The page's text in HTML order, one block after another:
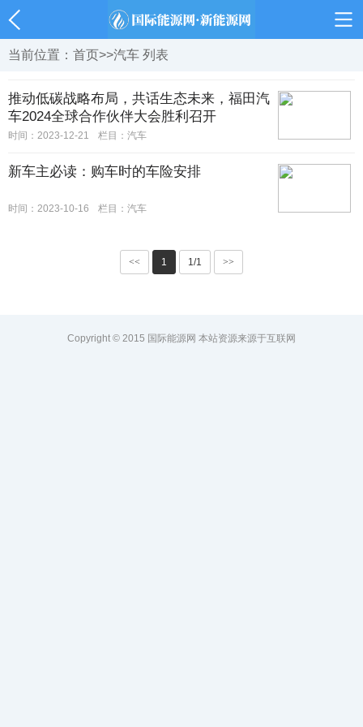
当前位置： 首页>>汽车 列表
推动低碳战略布局，共话生态未来，福田汽
车2024全球合作伙伴大会胜利召开
时间：2023-12-21 栏目： 汽车
新车主必读：购车时的车险安排
时间：2023-10-16 栏目： 汽车
<< 1 1/1 >>
Copyright © 2015 国际能源网 本站资源来源于互联网